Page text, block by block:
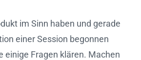
im Sinn haben und gerade
einer Session begonnen
einige Fragen klären. Machen